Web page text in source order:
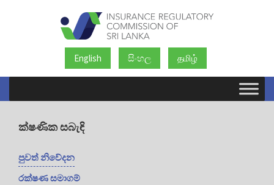
English සිංහල தமிழ்
ක්ෂණික සබැඳි
පුවත් නිවේදන
රක්ෂණ සමාගම්